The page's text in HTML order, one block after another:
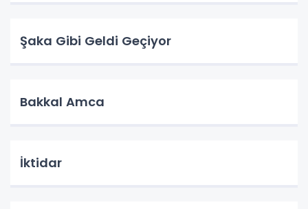
Şaka Gibi Geldi Geçiyor
Bakkal Amca
İktidar